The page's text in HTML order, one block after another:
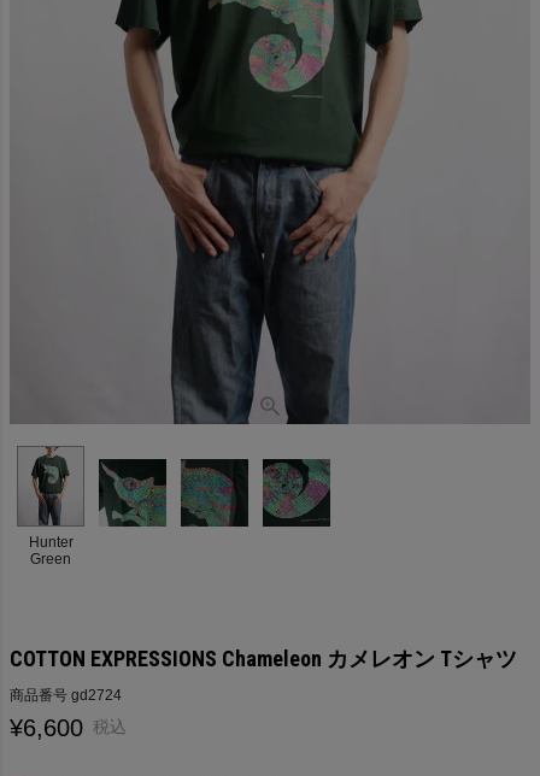
Hunter
Green
COTTON EXPRESSIONS Chameleon カメレオン Tシャツ
商品番号 gd2724
¥6,600 税込